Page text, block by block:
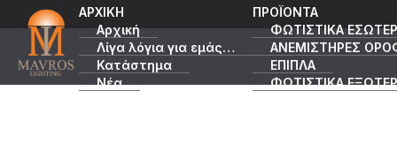
ΑΡΧΙΚΗ
Αρχική
Λίγα λόγια για εμάς…
Κατάστημα
Νέα
ΠΡΟΪΟΝΤΑ
ΦΩΤΙΣΤΙΚΑ
ΑΝΕΜΙΣΤΗΡΕΣ
ΕΠΙΠΛΑ
ΦΩΤΙΣΤΙΚΑ